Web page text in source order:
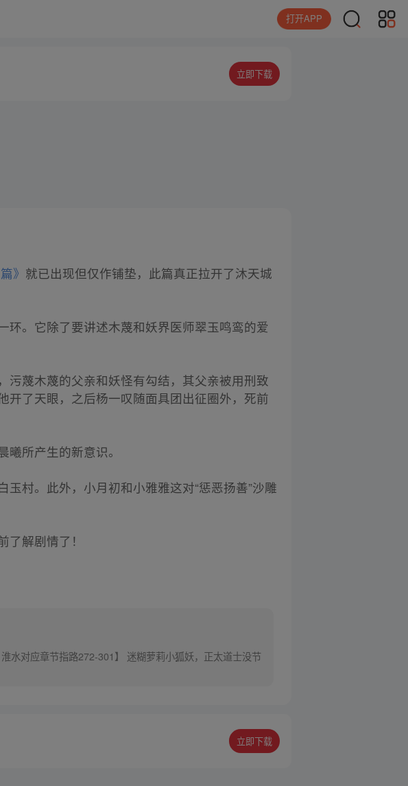
打开APP
立即下载
》 就已出现但仅作铺垫，此篇真正拉开了沐天城
环。它除了要讲述木蔑和妖界医师翠玉鸣鸾的爱
污蔑木蔑的父亲和妖怪有勾结，其父亲被用刑致
开了天眼，之后杨一叹随面具团出征圈外，死前
所产生的新意识。
村。此外，小月初和小雅雅这对“惩恶扬善”沙雕
了解剧情了！
水对应章节指路272-301】 迷糊萝莉小狐妖，正太道士没节
立即下载